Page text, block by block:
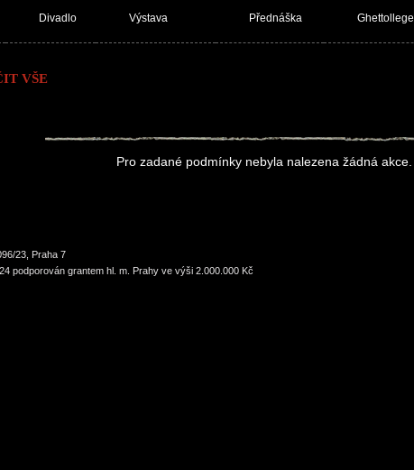
Divadlo
Výstava
Přednáška
Ghettollege
VŠE
Pro zadané podmínky nebyla nalezena žádná akce.
23, Praha 7
podporován grantem hl. m. Prahy ve výši 2.000.000 Kč